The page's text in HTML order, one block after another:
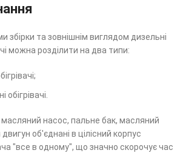
збірки та зовнішнім виглядом дизельні
можна розділити на два типи:
обігрівачі.
насос, пальне бак, масляний
об'єднані в цілісний корпус
"все в одному", що значно скорочує час